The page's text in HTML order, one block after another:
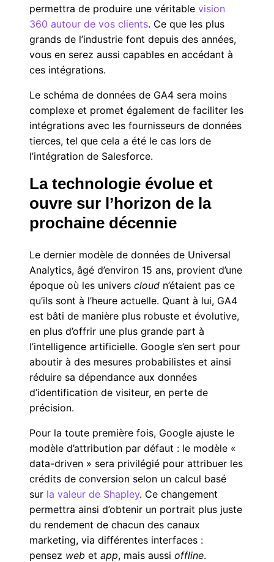
permettra de produire une véritable vision
360 autour de vos clients. Ce que les plus
grands de l’industrie font depuis des années,
vous en serez aussi capables en accédant à
ces intégrations.
Le schéma de données de GA4 sera moins
complexe et promet également de faciliter les
intégrations avec les fournisseurs de données
tierces, tel que cela a été le cas lors de
l’intégration de Salesforce.
La technologie évolue et
ouvre sur l’horizon de la
prochaine décennie
Le dernier modèle de données de Universal
Analytics, âgé d’environ 15 ans, provient d’une
époque où les univers cloud n’étaient pas ce
qu’ils sont à l’heure actuelle. Quant à lui, GA4
est bâti de manière plus robuste et évolutive,
en plus d’offrir une plus grande part à
l’intelligence artificielle. Google s’en sert pour
aboutir à des mesures probabilistes et ainsi
réduire sa dépendance aux données
d’identification de visiteur, en perte de
précision.
Pour la toute première fois, Google ajuste le
modèle d’attribution par défaut : le modèle «
data-driven » sera privilégié pour attribuer les
crédits de conversion selon un calcul basé
sur la valeur de Shapley. Ce changement
permettra ainsi d’obtenir un portrait plus juste
du rendement de chacun des canaux
marketing, via différentes interfaces :
pensez web et app, mais aussi offline.